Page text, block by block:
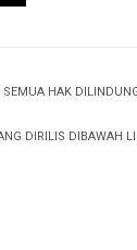
HAK
DIRILIS DIBAWAH